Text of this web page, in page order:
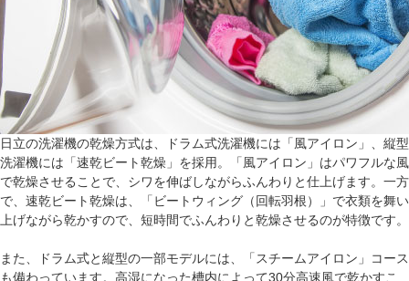
日立の洗濯機の乾燥方式は、ドラム式洗濯機には「風アイロン」、縦型
洗濯機には「速乾ビート乾燥」を採用。「風アイロン」はパワフルな風
で乾燥させることで、シワを伸ばしながらふんわりと仕上げます。一方
で、速乾ビート乾燥は、「ビートウィング（回転羽根）」で衣類を舞い
上げながら乾かすので、短時間でふんわりと乾燥させるのが特徴です。
また、ドラム式と縦型の一部モデルには、「スチームアイロン」コース
も備わっています。高湿になった槽内によって30分高速風で乾かすこ